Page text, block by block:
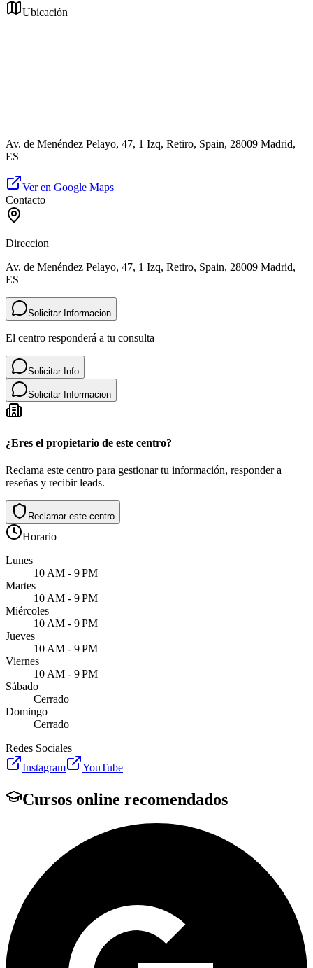
Ubicación
Av. de Menéndez Pelayo, 47, 1 Izq, Retiro, Spain, 28009 Madrid,
ES
Ver en Google Maps
Contacto
Direccion
Av. de Menéndez Pelayo, 47, 1 Izq, Retiro, Spain, 28009 Madrid,
ES
Solicitar Informacion
El centro responderá a tu consulta
Solicitar Info
Solicitar Informacion
¿Eres el propietario de este centro?
Reclama este centro para gestionar tu información, responder a
reseñas y recibir leads.
Reclamar este centro
Horario
Lunes
10 AM - 9 PM
Martes
10 AM - 9 PM
Miércoles
10 AM - 9 PM
Jueves
10 AM - 9 PM
Viernes
10 AM - 9 PM
Sábado
Cerrado
Domingo
Cerrado
Redes Sociales
Instagram
YouTube
Cursos online recomendados